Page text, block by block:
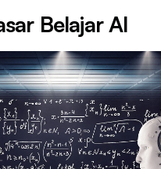
Belajar AI